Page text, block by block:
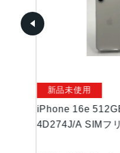
iPhone 16e
4D274J/A SIMフ
新品未使用